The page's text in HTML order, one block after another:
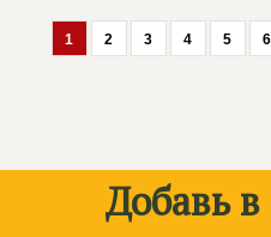
1 2 3 4 5 6
Добавь